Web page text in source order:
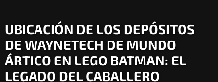
UBICACIÓN DE LOS DEPÓSITOS
DE WAYNETECH DE MUNDO
ÁRTICO EN LEGO BATMAN: EL
LEGADO DEL CABALLERO